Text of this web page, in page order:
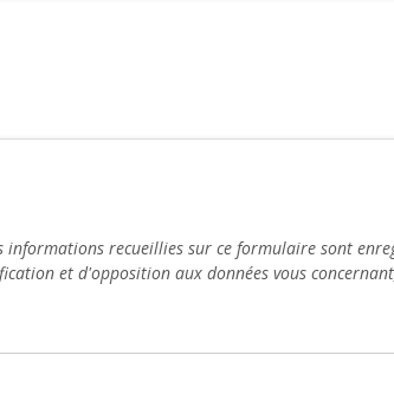
informations recueillies sur ce formulaire sont
et d'opposition aux données vous